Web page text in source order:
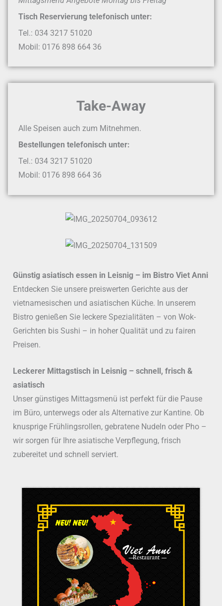
Tisch Reservierung telefonisch unter:
Tel.: 034 3217 51020
Mobil: 0176 898 664 36
Take-Away
Alle Speisen auch zum Mitnehmen.
Bestellungen telefonisch unter:
Tel.: 034 3217 51020
Mobil: 0176 898 664 36
Günstig asiatisch essen in Leisnig – im Bistro Viet Anni
Entdecken Sie unsere preiswerten Gerichte aus der
vietnamesischen und asiatischen Küche. In unserem
Bistro genießen Sie leckere Spezialitäten – von Wok-
Gerichten bis Sushi – in hoher Qualität und zu fairen
Preisen.
Leckerer Mittagstisch in Leisnig – schnell, frisch &
asiatisch
Unser günstiges Mittagsmenü ist perfekt für die Pause
im Büro, unterwegs oder als Alternative zur Kantine. Ob
knusprige Frühlingsrollen, gebratene Nudeln oder Pho –
wir sorgen für Ihre asiatische Verpflegung, frisch
zubereitet und schnell serviert.